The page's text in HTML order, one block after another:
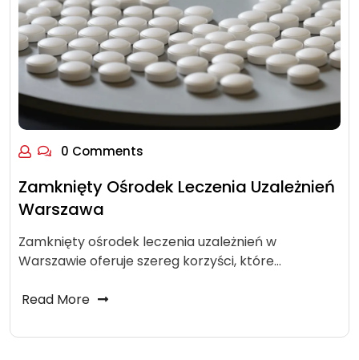
0 Comments
Zamknięty Ośrodek Leczenia Uzależnień
Warszawa
Zamknięty ośrodek leczenia uzależnień w
Warszawie oferuje szereg korzyści, które…
Read More